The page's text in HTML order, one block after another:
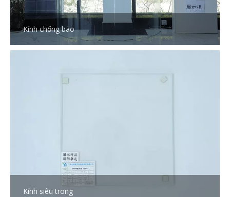
Kính chống bão
Kính siêu trong